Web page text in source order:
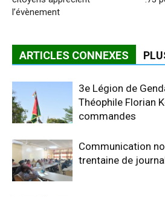
l’évènement
ARTICLES CONNEXES
3e Légion de
Théophile Florian
commandes
Communication
trentaine de